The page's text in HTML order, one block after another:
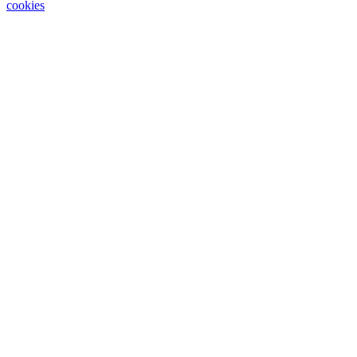
cookies